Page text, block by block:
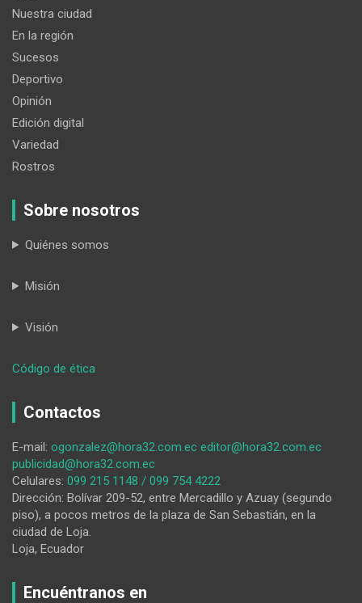
Nuestra ciudad
En la región
Sucesos
Deportivo
Opinión
Edición digital
Variedad
Rostros
Sobre nosotros
Quiénes somos
Misión
Visión
Código de ética
exhortan
la
alcaldesa,
Diana
Guayanay,
a
Bomberos
Contactos
E-mail: ogonzalez@hora32.com.ec editor@hora32.com.ec
publicidad@hora32.com.ec
Celulares: 099 215 1148 / 099 754 4222
Dirección: Bolívar 209-52, entre Mercadillo y Azuay (segundo
piso), a pocos metros de la plaza de San Sebastián, en la
ciudad de Loja.
Loja, Ecuador
Encuéntranos en